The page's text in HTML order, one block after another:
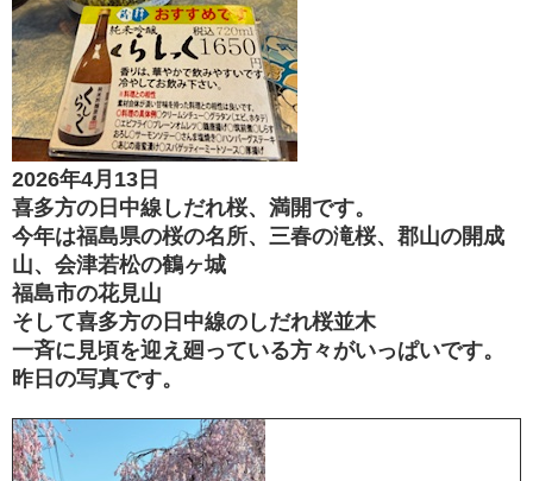
2026年4月13日
喜多方の日中線しだれ桜、満開です。
今年は福島県の桜の名所、三春の滝桜、郡山の開成
山、会津若松の鶴ヶ城
福島市の花見山
そして喜多方の日中線のしだれ桜並木
一斉に見頃を迎え廻っている方々がいっぱいです。
昨日の写真です。